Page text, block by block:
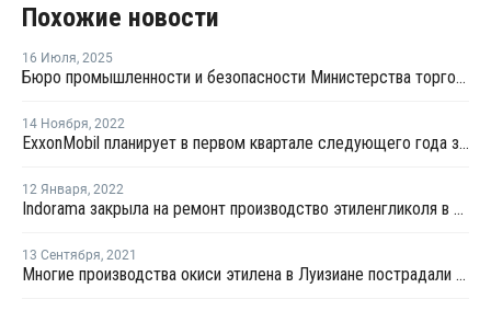
Похожие новости
16 Июля, 2025
Бюро промышленности и безопасности Министерства торговли США сняло экспортные ограничения на поставки этана в Китай
14 Ноября, 2022
ExxonMobil планирует в первом квартале следующего года закрыть производство бутадиена в США на ремонт
12 Января, 2022
Indorama закрыла на ремонт производство этиленгликоля в Техасе
13 Сентября, 2021
Многие производства окиси этилена в Луизиане пострадали из-за последствий урагана "Ида"